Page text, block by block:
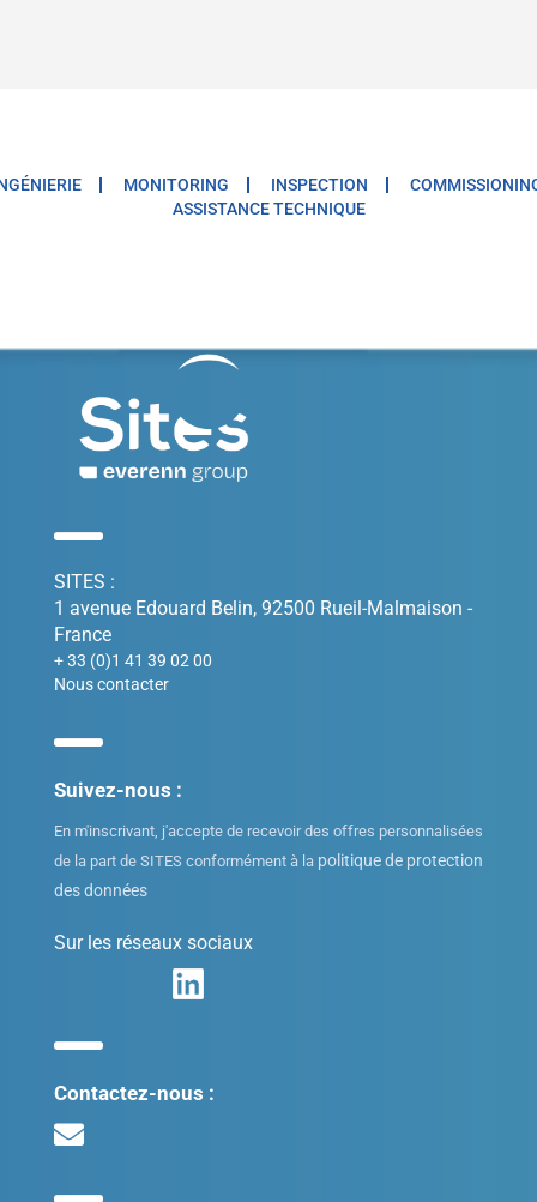
MONITORING INSPECTION
ASSISTANCE TECHNIQUE
SITES :
1 avenue Edouard Belin, 92500 Rueil-Malmaison -
France
+ 33 (0)1 41 39 02 00
Nous contacter
Suivez-nous :
En m'inscrivant, j'accepte de recevoir des offres personnalisées
de la part de SITES conformément à la politique de protection
des données
Sur les réseaux sociaux
Contactez-nous :